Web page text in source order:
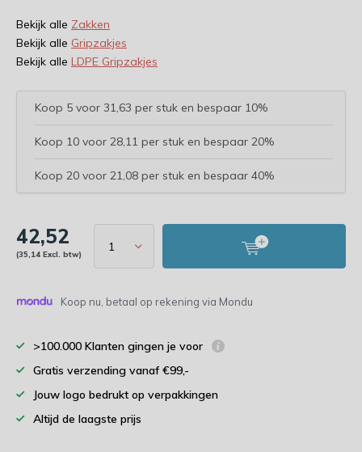
Bekijk alle Zakken
Bekijk alle Gripzakjes
Bekijk alle LDPE Gripzakjes
Koop 5 voor 31,63 per stuk en bespaar 10%
Koop 10 voor 28,11 per stuk en bespaar 20%
Koop 20 voor 21,08 per stuk en bespaar 40%
42,52
(35,14 Excl. btw)
Koop nu, betaal op rekening via Mondu
>100.000 Klanten gingen je voor
Gratis verzending vanaf €99,-
Jouw logo bedrukt op verpakkingen
Altijd de laagste prijs